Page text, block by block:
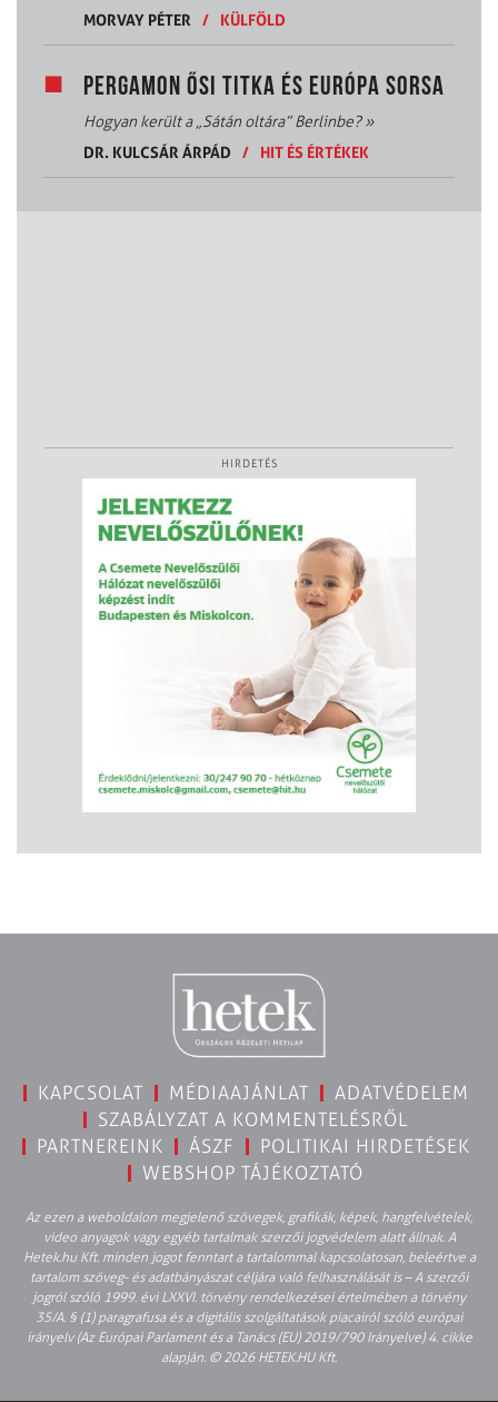
MORVAY PÉTER
/ KÜLFÖLD
PERGAMON ŐSI TITKA ÉS EURÓPA SORSA
Hogyan került a „Sátán oltára” Berlinbe?»
DR. KULCSÁR ÁRPÁD
/ HIT ÉS ÉRTÉKEK
HIRDETÉS
KAPCSOLAT MÉDIAAJÁNLAT
ADATVÉDELEM
SZABÁLYZAT A KOMMENTELÉSRŐL
PARTNEREINK
ÁSZF
POLITIKAI HIRDETÉSEK
WEBSHOP TÁJÉKOZTATÓ
Az ezen a weboldalon megjelenő szövegek, grafikák, képek, hangfelvételek,
video anyagok vagy egyéb tartalmak szerzői jogvédelem alatt állnak. A
Hetek.hu Kft. minden jogot fenntart a tartalommal kapcsolatosan, beleértve a
tartalom szöveg- és adatbányászat céljára való felhasználását is – A szerzői
jogról szóló 1999. évi LXXVI. törvény rendelkezései értelmében a törvény
35/A. § (1) paragrafusa és a digitális szolgáltatások piacairól szóló európai
irányelv (Az Európai Parlament és a Tanács (EU) 2019/790 Irányelve) 4. cikke
alapján. © 2026 HETEK.HU Kft.